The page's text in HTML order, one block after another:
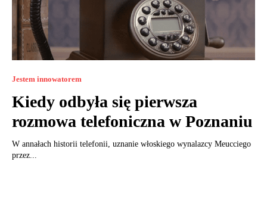
Jestem innowatorem
Kiedy odbyła się pierwsza
rozmowa telefoniczna w Poznaniu
W annałach historii telefonii, uznanie włoskiego wynalazcy Meucciego
przez...